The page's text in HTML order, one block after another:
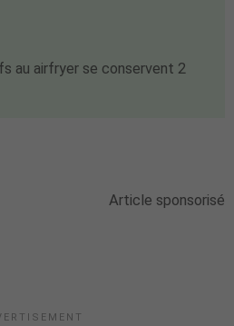
au airfryer se conservent 2
Article sponsorisé